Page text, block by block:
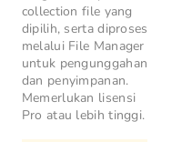
collection file yang
dipilih, serta diproses
melalui File Manager
untuk pengunggahan
dan penyimpanan.
Memerlukan lisensi
Pro atau lebih tinggi.